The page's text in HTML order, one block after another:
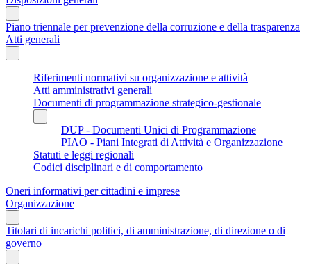
Piano triennale per prevenzione della corruzione e della trasparenza
Atti generali
Riferimenti normativi su organizzazione e attività
Atti amministrativi generali
Documenti di programmazione strategico-gestionale
DUP - Documenti Unici di Programmazione
PIAO - Piani Integrati di Attività e Organizzazione
Statuti e leggi regionali
Codici disciplinari e di comportamento
Oneri informativi per cittadini e imprese
Organizzazione
Titolari di incarichi politici, di amministrazione, di direzione o di
governo